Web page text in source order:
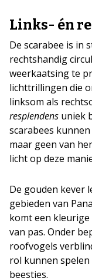
Links- én
De scarabee is in
rechtshandig
weerkaatsing te
lichttrillingen die
linksom als
resplendens uniek
scarabees
maar geen van
licht op deze
De gouden kever
gebieden van
komt een
van pas. Onder
roofvogels
rol kunnen
beestjes.